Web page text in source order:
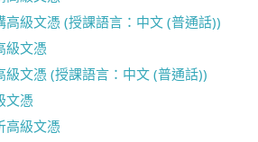
級文憑 (授課語言：中文 (普通話))
級文憑
文憑 (授課語言：中文 (普通話))
文憑
高級文憑